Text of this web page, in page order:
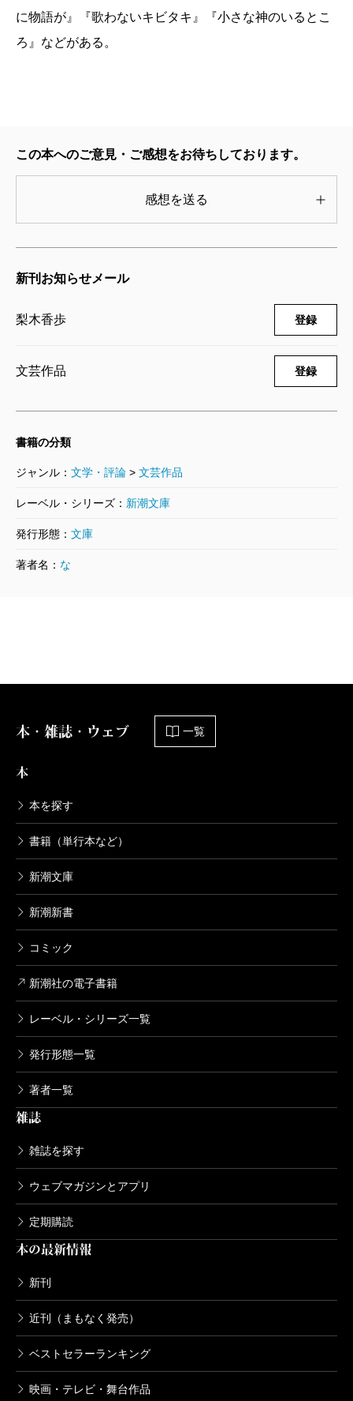
に物語が』『歌わないキビタキ』『小さな神のいるとこ
ろ』などがある。
この本へのご意見・ご感想をお待ちしております。
感想を送る
新刊お知らせメール
梨木香歩 登録
文芸作品 登録
書籍の分類
ジャンル： 文学・評論 > 文芸作品
レーベル・シリーズ： 新潮文庫
発行形態： 文庫
著者名： な
本・雑誌・ウェブ 一覧
本
本を探す
書籍（単行本など）
新潮文庫
新潮新書
コミック
新潮社の電子書籍
レーベル・シリーズ一覧
発行形態一覧
著者一覧
雑誌
雑誌を探す
ウェブマガジンとアプリ
定期購読
本の最新情報
新刊
近刊（まもなく発売）
ベストセラーランキング
映画・テレビ・舞台作品